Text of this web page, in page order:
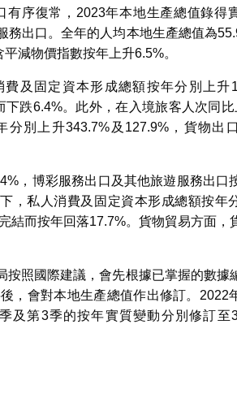
序復常，2023年本地生產總值錄得
出口。全年的人均本地生產總值為
減物價指數按年上升6.5%。
及固定資本形成總額按年分別上升
下跌6.4%。此外，在入境旅客人次同
別上升343.7%及127.9%，貨物出
，博彩服務出口及其他旅遊服務出口
，私人消費及固定資本形成總額按年
結而按年回落17.7%。貨物貿易方面，
照國際建議，會先根據已掌握的數據
，會對本地生產總值作出修訂。2022
及第3季的按年實質變動分別修訂至